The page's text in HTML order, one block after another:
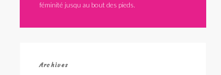
féminité jusqu au bout des pieds.
Archives